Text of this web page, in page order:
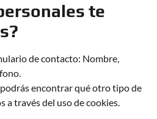
te
de contacto: Nombre,
encontrar qué otro tipo de
a través del uso de cookies.